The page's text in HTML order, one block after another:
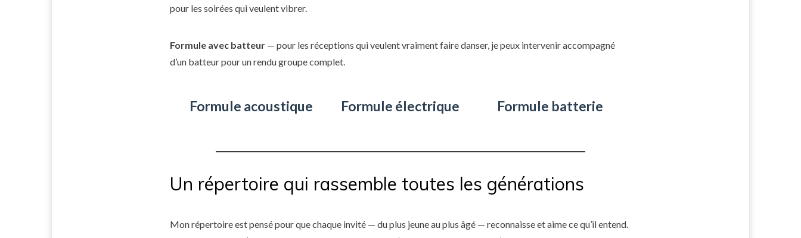
pour les soirées qui veulent vibrer.
Formule avec batteur — pour les réceptions qui veulent vraiment faire danser, je peux intervenir accompagné
d’un batteur pour un rendu groupe complet.
Formule acoustique Formule électrique Formule batterie
Un répertoire qui rassemble toutes les générations
Mon répertoire est pensé pour que chaque invité — du plus jeune au plus âgé — reconnaisse et aime ce qu’il entend.